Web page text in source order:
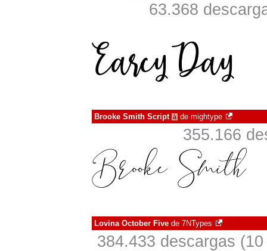
63.368
Brooke Smith Script à de mightype
355.166
Lovina October Five de 7NTypes
384.433 descargas